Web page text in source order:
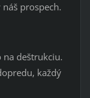
prospech.
na deštrukciu.
každý